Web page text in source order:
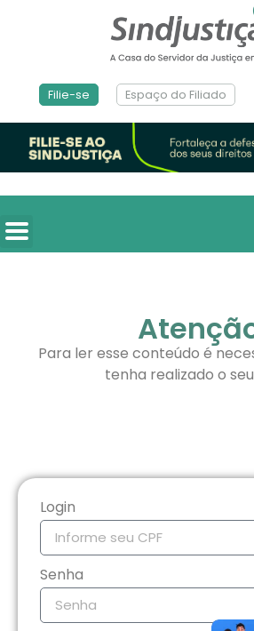
Filie-se Espaço do Filiado
Para ler esse conteúdo é
tenha realizado o
Login
Senha